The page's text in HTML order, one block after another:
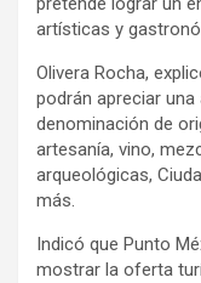
artísticas y
Olivera Rocha,
podrán apreciar
denominación de
artesanía, vino,
arqueológicas,
más.
Indicó que Punto
mostrar la oferta